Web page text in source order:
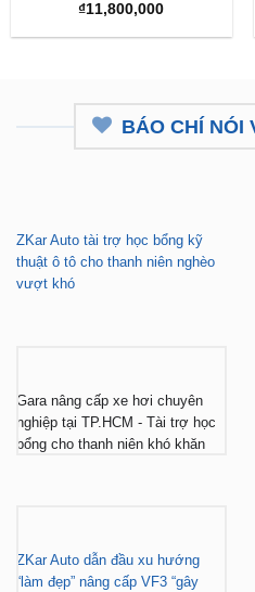
₫11,800,000
BÁO CHÍ NÓI
ZKar Auto tài trợ học bổng kỹ
thuật ô tô cho thanh niên nghèo
vượt khó
Gara nâng cấp xe hơi chuyên
nghiệp tại TP.HCM - Tài trợ học
bổng cho thanh niên khó khăn
ZKar Auto dẫn đầu xu hướng
“làm đẹp” nâng cấp VF3 “gây